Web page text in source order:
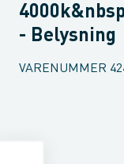
- Belysning
VARENUMMER